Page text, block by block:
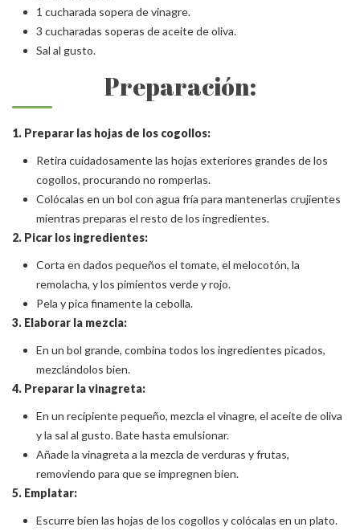
1 cucharada sopera de vinagre.
3 cucharadas soperas de aceite de oliva.
Sal al gusto.
Preparación:
1. Preparar las hojas de los cogollos:
Retira cuidadosamente las hojas exteriores grandes de los
cogollos, procurando no romperlas.
Colócalas en un bol con agua fría para mantenerlas crujientes
mientras preparas el resto de los ingredientes.
2. Picar los ingredientes:
Corta en dados pequeños el tomate, el melocotón, la
remolacha, y los pimientos verde y rojo.
Pela y pica finamente la cebolla.
3. Elaborar la mezcla:
En un bol grande, combina todos los ingredientes picados,
mezclándolos bien.
4. Preparar la vinagreta:
En un recipiente pequeño, mezcla el vinagre, el aceite de oliva
y la sal al gusto. Bate hasta emulsionar.
Añade la vinagreta a la mezcla de verduras y frutas,
removiendo para que se impregnen bien.
5. Emplatar:
Escurre bien las hojas de los cogollos y colócalas en un plato.